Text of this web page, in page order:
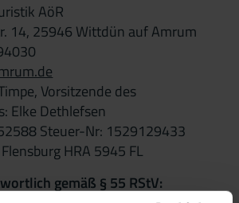
AöR
14, 25946 Wittdün auf Amrum
Vorsitzende des
Elke Dethlefsen
Steuer-Nr: 1529129433
HRA 5945 FL
gemäß § 55 RStV: